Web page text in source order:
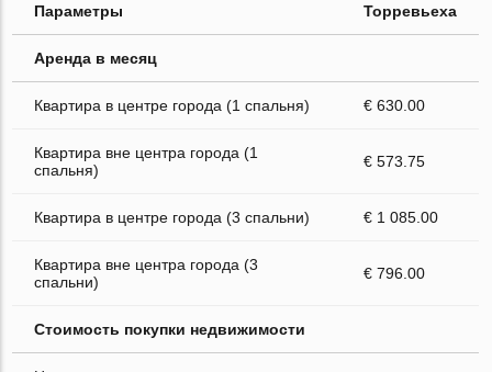
Параметры Торревьеха
Аренда в месяц
Квартира в центре города (1 спальня) € 630.00
Квартира вне центра города (1
спальня)
€ 573.75
Квартира в центре города (3 спальни) € 1 085.00
Квартира вне центра города (3
спальни)
€ 796.00
Стоимость покупки недвижимости